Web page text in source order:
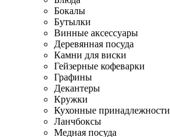
Бокалы
Бутылки
Винные аксессуары
Деревянная посуда
Камни для виски
Гейзерные кофеварки
Графины
Декантеры
Кружки
Кухонные принадлежности
Ланчбоксы
Медная посуда